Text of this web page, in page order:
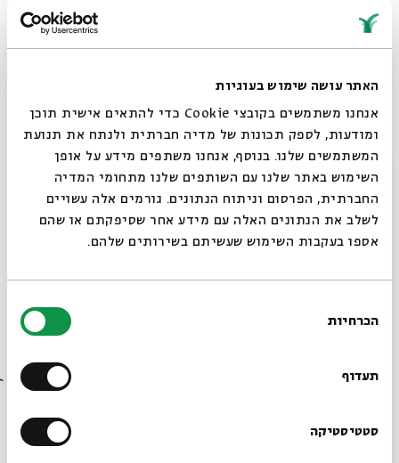
האתר עושה שימוש בעוגיות
אנחנו משתמשים בקובצי Cookie כדי להתאים אישית תוכן
ומודעות, לספק תכונות של מדיה חברתית ולנתח את תנועת
המשתמשים שלנו. בנוסף, אנחנו משתפים מידע על אופן
השימוש באתר שלנו עם השותפים שלנו מתחומי המדיה
החברתית, הפרסום וניתוח הנתונים. גורמים אלה עשויים
לשלב את הנתונים האלה עם מידע אחר שסיפקתם או שהם
אספו בעקבות השימוש שעשיתם בשירותים שלהם.
הסכמה
הכרחיות
תעדוף
סטטיסטיקה
“At Night, I Sit Here and Speak to
Them” A Tribute to Isaac and
Lyudmila Kushnir
ByDavid Rozenson
Article March 07, 2023
Sholem Aleichem / David G.
Roskies
סגור
BEIT AVI CHAI’s programs!
Sign up for our newsletter!